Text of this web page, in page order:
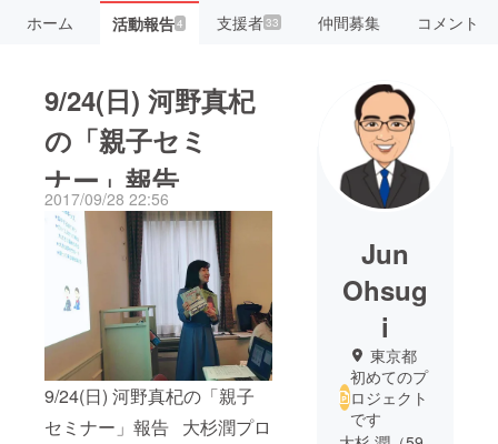
ホーム 活動報告4 支援者33 仲間募集 コメント
9/24(日) 河野真杞
の「親子セミ
ナー」報告
2017/09/28 22:56
9/24(日) 河野真杞の「親子
セミナー」報告 大杉潤プロ
Jun
Ohsug
i
東京都
初めてのプ
ロジェクト
です